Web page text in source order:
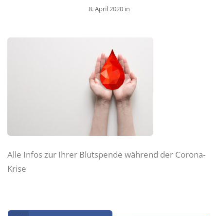
8. April 2020 in
Alle Infos zur Ihrer Blutspende während der Corona-
Krise